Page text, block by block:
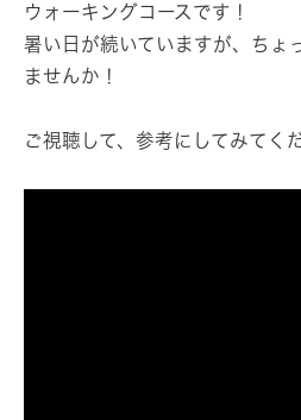
ウォーキングコースです！
暑い日が続いていますが、ちょ
ませんか！
ご視聴して、参考にしてみてく